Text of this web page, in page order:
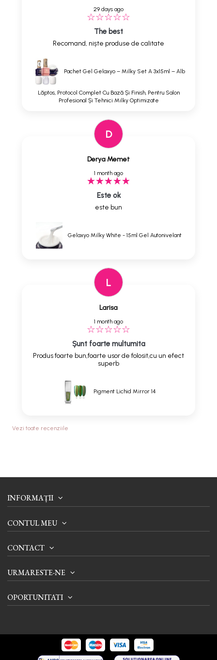
29 days ago
The best
Recomand, niște produse de calitate
Pachet Gel Gelaxyo – Milky Set A 3x15ml – Alb
Lăptos, Protocol Complet Cu Bază Și Finish, Pentru Salon
Profesional Și Tehnici Milky Optimizate
D
Derya Memet
1 month ago
Este ok
este bun
Gelaxyo Milky White - 15ml Gel Autonivelant
L
Larisa
1 month ago
Șunt foarte multumita
Produs foarte bun,foarte usor de folosit,cu un efect
superb
Pigment Lichid Mirror 14
Vezi toate recenziile
INFORMAȚII
CONTUL MEU
CONTACT
URMARESTE-NE
OPORTUNITATI